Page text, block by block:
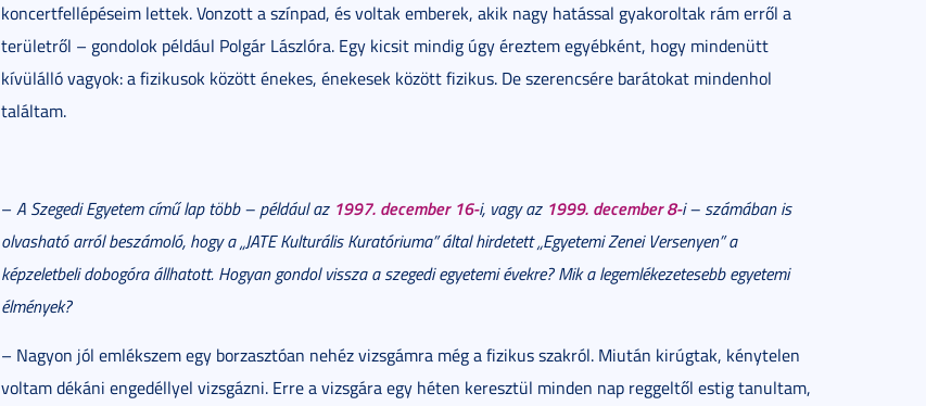
koncertfellépéseim lettek. Vonzott a színpad, és voltak emberek, akik nagy hatással gyakoroltak rám erről a
területről – gondolok például Polgár Lászlóra. Egy kicsit mindig úgy éreztem egyébként, hogy mindenütt
kívülálló vagyok: a fizikusok között énekes, énekesek között fizikus. De szerencsére barátokat mindenhol
találtam.
– A Szegedi Egyetem című lap több – például az 1997. december 16-i, vagy az 1999. december 8-i – számában is
olvasható arról beszámoló, hogy a „JATE Kulturális Kuratóriuma” által hirdetett „Egyetemi Zenei Versenyen” a
képzeletbeli dobogóra állhatott. Hogyan gondol vissza a szegedi egyetemi évekre? Mik a legemlékezetesebb egyetemi
élmények?
– Nagyon jól emlékszem egy borzasztóan nehéz vizsgámra még a fizikus szakról. Miután kirúgtak, kénytelen
voltam dékáni engedéllyel vizsgázni. Erre a vizsgára egy héten keresztül minden nap reggeltől estig tanultam,